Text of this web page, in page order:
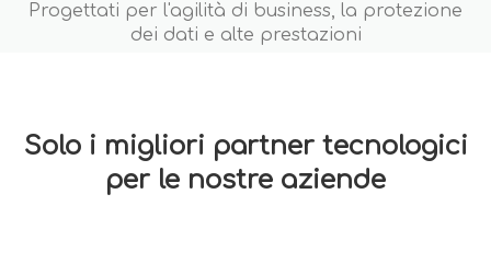
Progettati per l'agilità di business, la protezione
dei dati e alte prestazioni
Solo i migliori partner tecnologici
per le nostre aziende